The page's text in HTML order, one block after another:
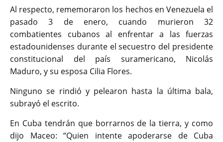
Al respecto, rememoraron los hechos en Venezuela el
pasado 3 de enero, cuando murieron 32
combatientes cubanos al enfrentar a las fuerzas
estadounidenses durante el secuestro del presidente
constitucional del país suramericano, Nicolás
Maduro, y su esposa Cilia Flores.
Ninguno se rindió y pelearon hasta la última bala,
subrayó el escrito.
En Cuba tendrán que borrarnos de la tierra, y como
dijo Maceo: “Quien intente apoderarse de Cuba